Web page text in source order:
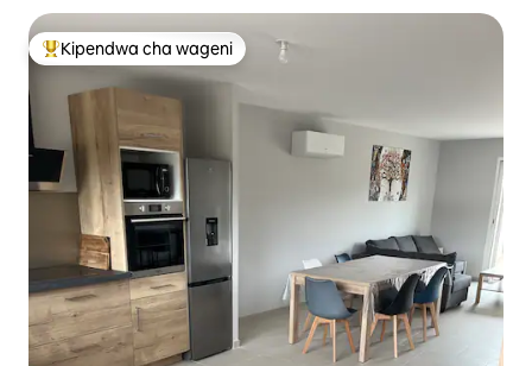
Kipendwa maarufu cha wageni
Kipendwa cha wageni